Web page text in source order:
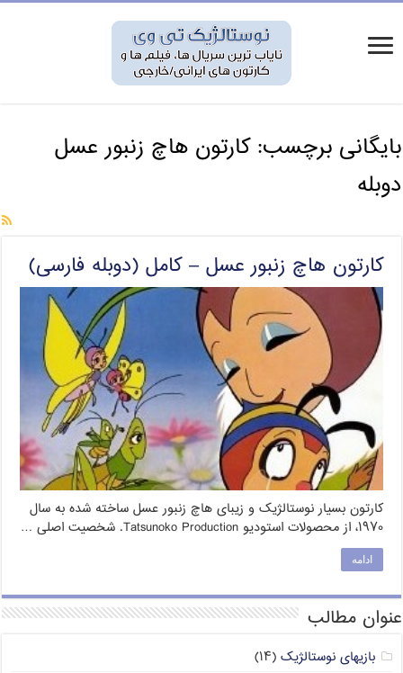
بایگانی برچسب:کارتون هاچ زنبور عسل
دوبله
کارتون هاچ زنبور عسل – کامل (دوبله فارسی)
کارتون بسیار نوستالژیک و زیبای هاچ زنبور عسل ساخته شده به سال
۱۹۷۰، از محصولات استودیو Tatsunoko Production. شخصیت اصلی …
ادامه
عنوان مطالب
بازیهای نوستالژیک (۱۴)